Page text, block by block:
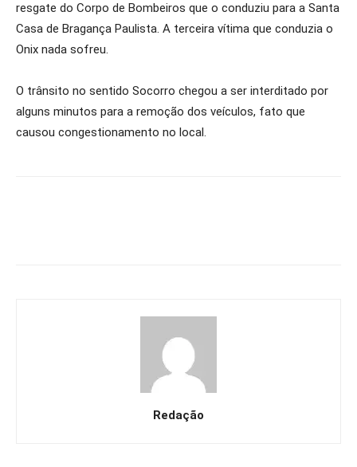
resgate do Corpo de Bombeiros que o conduziu para a Santa
Casa de Bragança Paulista. A terceira vítima que conduzia o
Onix nada sofreu.
O trânsito no sentido Socorro chegou a ser interditado por
alguns minutos para a remoção dos veículos, fato que
causou congestionamento no local.
Redação